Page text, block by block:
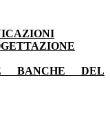
BANCHE DEL